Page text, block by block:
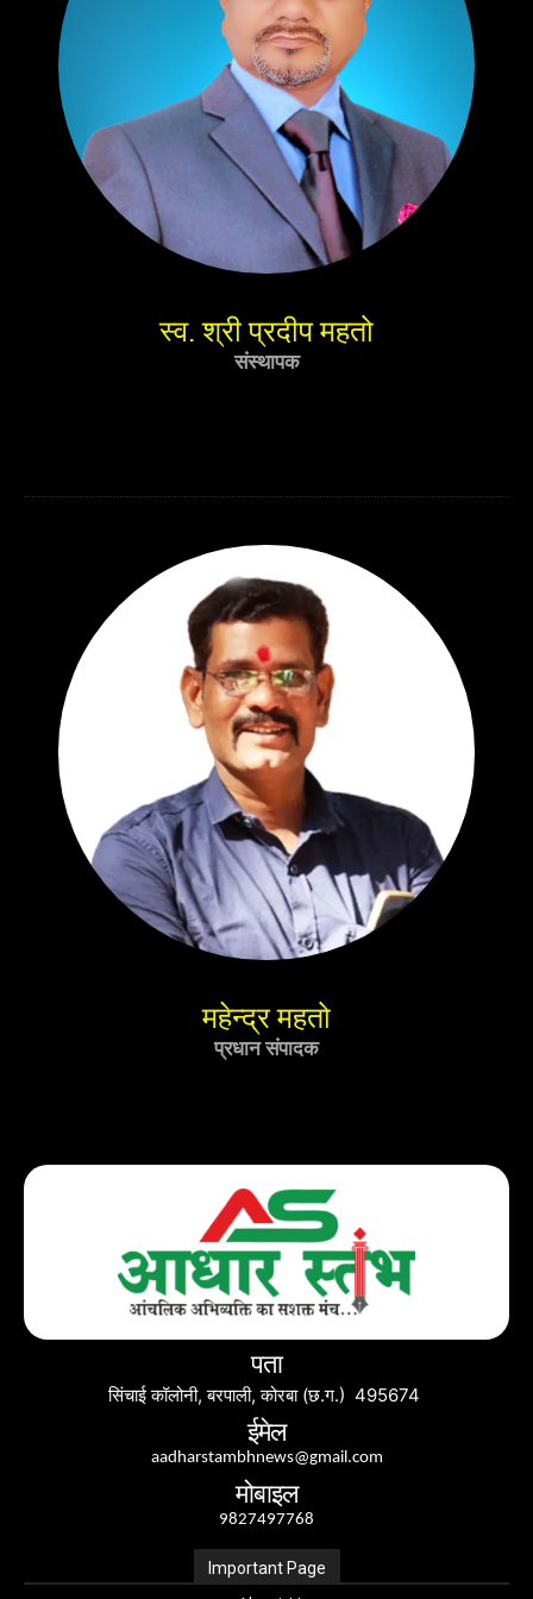
स्व. श्री प्रदीप महतो
संस्थापक
महेन्द्र महतो
प्रधान संपादक
पता
सिंचाई कॉलोनी, बरपाली, कोरबा (छ.ग.) 495674
ईमेल
aadharstambhnews@gmail.com
मोबाइल
9827497768
Important Page